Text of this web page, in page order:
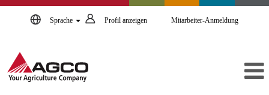
Sprache Profil anzeigen Mitarbeiter-Anmeldung